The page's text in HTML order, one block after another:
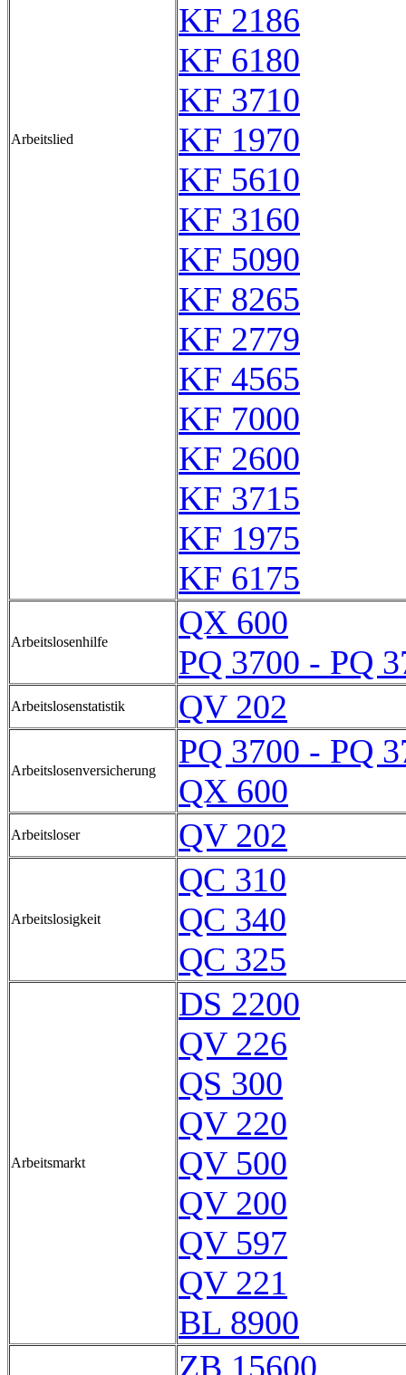
Arbeitslied
KF 2186
KF 6180
KF 3710
KF 1970
KF 5610
KF 3160
KF 5090
KF 8265
KF 2779
KF 4565
KF 7000
KF 2600
KF 3715
KF 1975
KF 6175
Arbeitslosenhilfe
QX 600
PQ 3700 - PQ
Arbeitslosenstatistik QV 202
Arbeitslosenversicherung
PQ 3700 - PQ
QX 600
Arbeitsloser QV 202
Arbeitslosigkeit
QC 310
QC 340
QC 325
Arbeitsmarkt
DS 2200
QV 226
QS 300
QV 220
QV 500
QV 200
QV 597
QV 221
BL 8900
ZB 15600